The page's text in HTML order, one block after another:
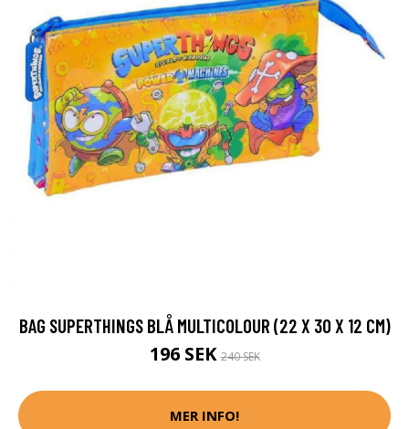
BAG SUPERTHINGS BLÅ MULTICOLOUR (22 X 30 X 12 CM)
196 SEK240 SEK
MER INFO!